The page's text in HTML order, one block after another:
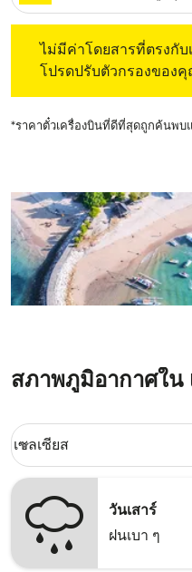
ไม่มีค่าโดยสารที่ตรงกั
โปรดปรับตัวกรองของ
*ราคาตั๋วเครื่องบินที่ดีที่สุดถูกค้นพ
สภาพภูมิอากาศใน
Weather unit option เซลเซี
เซลเซียส
keyboard_arrow_down
วันเสาร์
ฝนเบา ๆ